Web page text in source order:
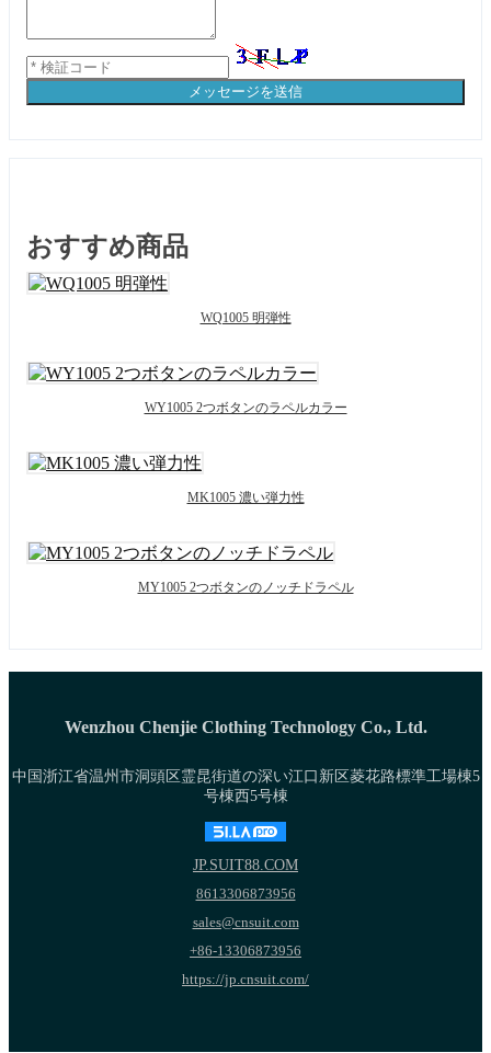
メッセージを送信
おすすめ商品
WQ1005 明弾性
WY1005 2つボタンのラペルカラー
MK1005 濃い弾力性
MY1005 2つボタンのノッチドラペル
Wenzhou Chenjie Clothing Technology Co., Ltd.
中国浙江省温州市洞頭区霊昆街道の深い江口新区菱花路標準工場棟5
号棟西5号棟
JP.SUIT88.COM
8613306873956
sales@cnsuit.com
+86-13306873956
https://jp.cnsuit.com/